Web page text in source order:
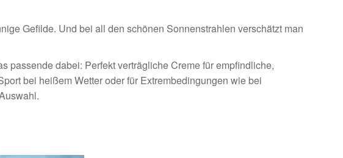
Gefilde. Und bei all den schönen Sonnenstrahlen verschätzt man
passende dabei: Perfekt verträgliche Creme für empfindliche,
bei heißem Wetter oder für Extrembedingungen wie bei